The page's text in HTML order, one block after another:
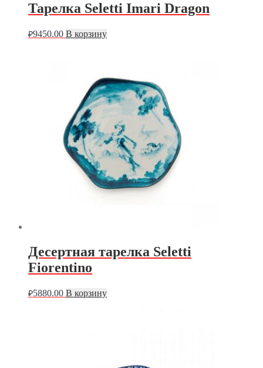
Тарелка Seletti Imari Dragon
₽9450.00 В корзину
Десертная тарелка Seletti
Fiorentino
₽5880.00 В корзину